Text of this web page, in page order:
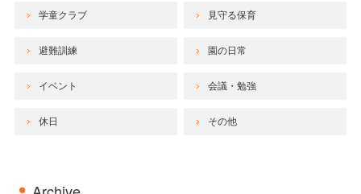
学童クラブ 見守る保育
避難訓練 園の日常
イベント 会議・勉強
休日 その他